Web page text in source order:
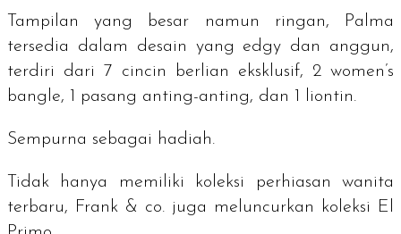
Tampilan yang besar namun ringan, Palma
tersedia dalam desain yang edgy dan anggun,
terdiri dari 7 cincin berlian eksklusif, 2 women’s
bangle, 1 pasang anting-anting, dan 1 liontin.
Sempurna sebagai hadiah.
Tidak hanya memiliki koleksi perhiasan wanita
terbaru, Frank & co. juga meluncurkan koleksi El